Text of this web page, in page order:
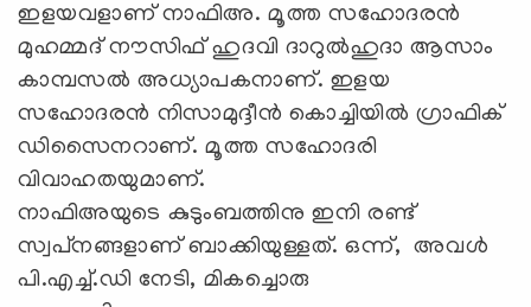
ഇളയവളാണ് നാഫിഅ. മൂത്ത സഹോദരന്‍
മുഹമ്മദ് നൗസിഫ് ഹുദവി ദാറുല്‍ഹുദാ ആസാം
കാമ്പസല്‍ അധ്യാപകനാണ്. ഇളയ
സഹോദരന്‍ നിസാമുദ്ദീന്‍ കൊച്ചിയില്‍ ഗ്രാഫിക്
ഡിസൈനറാണ്. മൂത്ത സഹോദരി
വിവാഹതയുമാണ്.
നാഫിഅയുടെ കുടുംബത്തിനു ഇനി രണ്ട്
സ്വപ്‌നങ്ങളാണ് ബാക്കിയുള്ളത്. ഒന്ന്, അവള്‍
പി.എച്ച്.ഡി നേടി, മികച്ചൊരു